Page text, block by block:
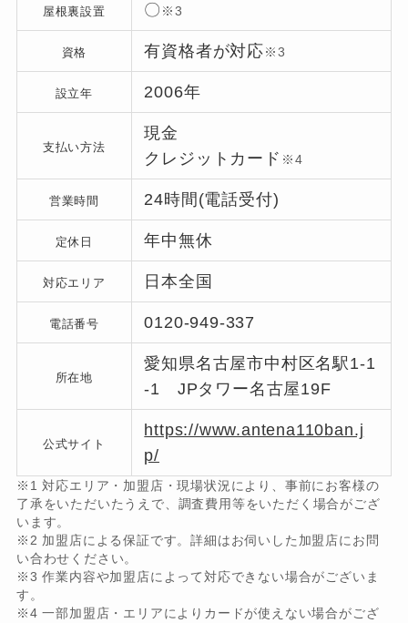
屋根裏設置 〇 ※3
資格 有資格者が対応※3
設立年 2006年
支払い方法
現金
クレジットカード ※4
営業時間 24時間(電話受付)
定休日 年中無休
対応エリア 日本全国
電話番号 0120-949-337
所在地
愛知県名古屋市中村区名駅1-1
-1 JPタワー名古屋19F
公式サイト
https://www.antena110ban.j
p/
※1 対応エリア・加盟店・現場状況により、事前にお客様の
了承をいただいたうえで、調査費用等をいただく場合がござ
います。
※2 加盟店による保証です。詳細はお伺いした加盟店にお問
い合わせください。
※3 作業内容や加盟店によって対応できない場合がございま
す。
※4 一部加盟店・エリアによりカードが使えない場合がござ